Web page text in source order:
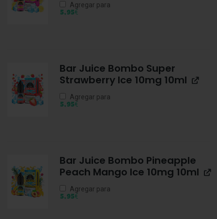
Agregar para
5,95€
Bar Juice Bombo Super
Strawberry Ice 10mg 10ml
Agregar para
5,95€
Bar Juice Bombo Pineapple
Peach Mango Ice 10mg 10ml
Agregar para
5,95€